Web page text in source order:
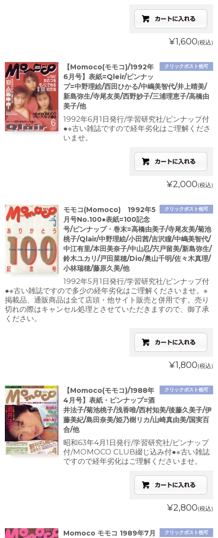
¥1,600(税込)
クリックポスト他可
【Momoco(モモコ)/1992年
6月号】表紙=Qleir/ピンナッ
プ=中野理絵/西田ひかる/中嶋美智代/井上晴美/
新島弥生/寺尾友美/西野妙子/三浦理恵子/高橋由
美子/他
1992年6月1日発行/学習研究社/ピンナップ付
●※古い雑誌ですので経年劣化はご理解くださ
いませ。
¥2,000(税込)
クリックポスト他可
モモコ(Momoco) 1992年5
月号No.100●表紙=100記念
号/ピンナップ・巻末=高橋由美子/寺尾友美/菊池
桃子/Qlair/中野理絵/小田茜/吉沢瞳/中嶋美智代/
中江有里/本田美奈子/中山忍/宍戸留美/新島弥生/
鈴木ユカリ/戸田菜穂/Dio/奥山千明/佐々木真理/
小林瑞穂/藤原久美/他
1992年5月1日発行/学習研究社/ピンナップ付
●※古い雑誌ですので多少の経年劣化はご理解くださいませ。※
掲載品、通販商品は全て店頭・他サイト販売と併用です。売り
切れの際はキャンセル処理とさせていただきますので、御了承
ください。
¥1,800(税込)
クリックポスト他可
【Momoco(モモコ)/1988年
4月号】表紙・ピンナップ=酒
井法子/菊池桃子/浅香唯/西村知美/後藤久美子/伊
藤美紀/島田奈美/姫乃樹リカ/山崎真由美/国実百
合/他
昭和63年4月1日発行/学習研究社/ピンナップ
付/MOMOCO CLUB綴じ込み付●※古い雑誌
ですので経年劣化はご理解くださいませ。
¥2,800(税込)
クリックポスト他可
Momoco モモコ 1989年7月